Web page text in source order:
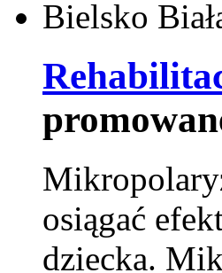
osiągać
dziecka.